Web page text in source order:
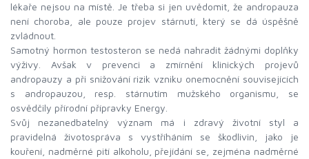
lékaře nejsou na místě. Je třeba si jen uvědomit, že andropauza
není choroba, ale pouze projev stárnutí, který se dá úspěšně
zvládnout.
Samotný hormon testosteron se nedá nahradit žádnými doplňky
výživy. Avšak v prevenci a zmírnění klinických projevů
andropauzy a při snižování rizik vzniku onemocnění souvisejících
s andropauzou, resp. stárnutím mužského organismu, se
osvědčily přírodní přípravky Energy.
Svůj nezanedbatelný význam má i zdravý životní styl a
pravidelná životospráva s vystříháním se škodlivin, jako je
kouření, nadměrné pití alkoholu, přejídání se, zejména nadměrné